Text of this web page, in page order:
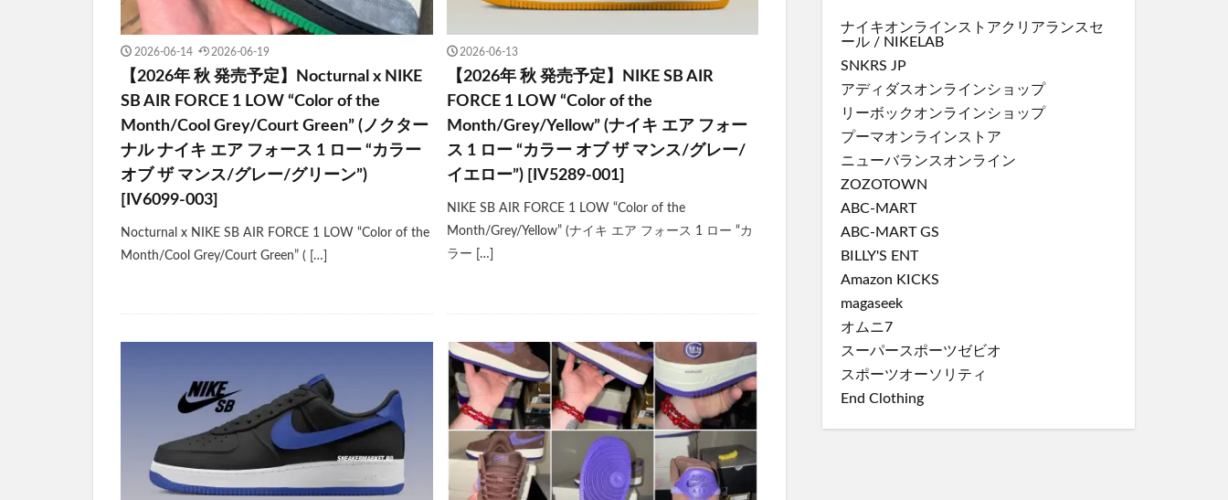
2026-06-14 2026-06-19
【2026年 秋 発売予定】Nocturnal x NIKE
SB AIR FORCE 1 LOW “Color of the
Month/Cool Grey/Court Green” (ノクター
ナル ナイキ エア フォース 1 ロー “カラー
オブ ザ マンス/グレー/グリーン”)
[IV6099-003]
Nocturnal x NIKE SB AIR FORCE 1 LOW “Color of the
Month/Cool Grey/Court Green” ( […]
2026-06-13
【2026年 秋 発売予定】NIKE SB AIR
FORCE 1 LOW “Color of the
Month/Grey/Yellow” (ナイキ エア フォー
ス 1 ロー “カラー オブ ザ マンス/グレー/
イエロー”) [IV5289-001]
NIKE SB AIR FORCE 1 LOW “Color of the
Month/Grey/Yellow” (ナイキ エア フォース 1 ロー “カ
ラー […]
ナイキオンラインストアクリアランスセ
ール / NIKELAB
SNKRS JP
アディダスオンラインショップ
リーボックオンラインショップ
プーマオンラインストア
ニューバランスオンライン
ZOZOTOWN
ABC-MART
ABC-MART GS
BILLY'S ENT
Amazon KICKS
magaseek
オムニ7
スーパースポーツゼビオ
スポーツオーソリティ
End Clothing